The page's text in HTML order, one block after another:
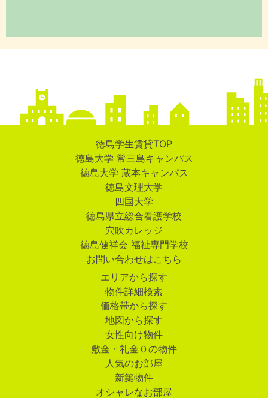
徳島学生賃貸TOP
徳島大学 常三島キャンパス
徳島大学 蔵本キャンパス
徳島文理大学
四国大学
徳島県立総合看護学校
穴吹カレッジ
徳島健祥会 福祉専門学校
お問い合わせはこちら
エリアから探す
物件詳細検索
価格帯から探す
地図から探す
女性向け物件
敷金・礼金０の物件
人気のお部屋
新築物件
オシャレなお部屋